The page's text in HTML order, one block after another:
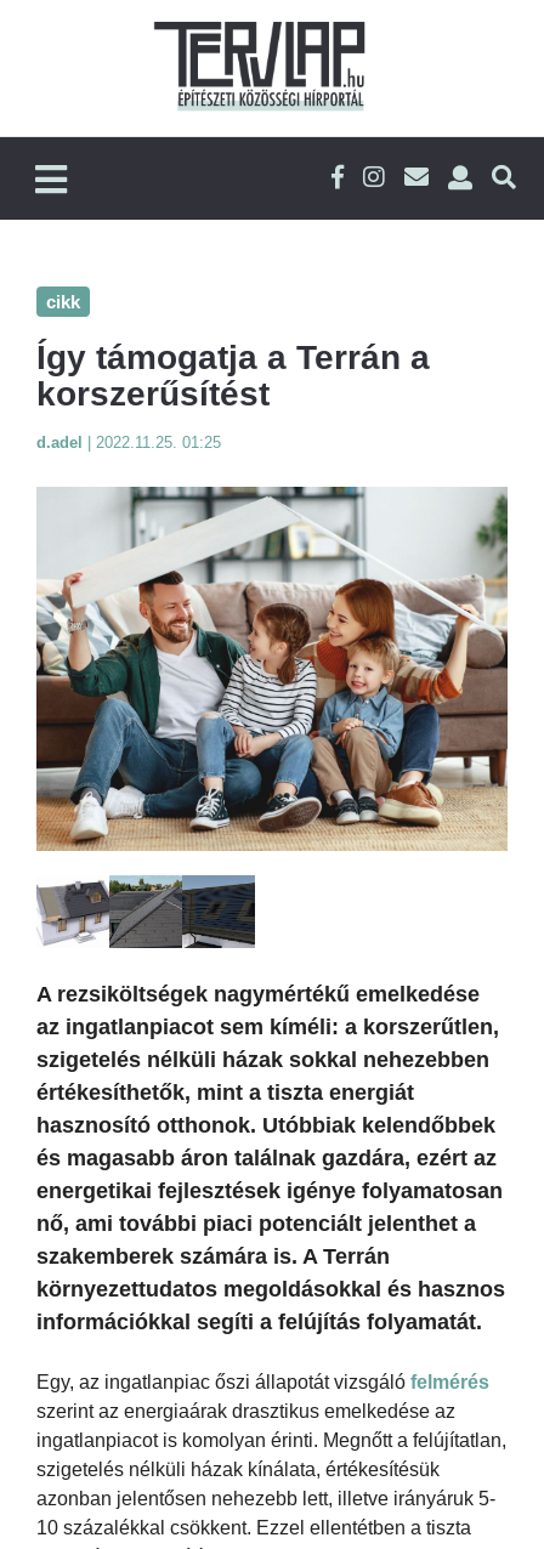
cikk
Így támogatja a Terrán a
korszerűsítést
d.adel 2022.11.25. 01:25
A rezsiköltségek nagymértékű emelkedése
az ingatlanpiacot sem kíméli: a korszerűtlen,
szigetelés nélküli házak sokkal nehezebben
értékesíthetők, mint a tiszta energiát
hasznosító otthonok. Utóbbiak kelendőbbek
és magasabb áron találnak gazdára, ezért az
energetikai fejlesztések igénye folyamatosan
nő, ami további piaci potenciált jelenthet a
szakemberek számára is. A Terrán
környezettudatos megoldásokkal és hasznos
információkkal segíti a felújítás folyamatát.
Egy, az ingatlanpiac őszi állapotát vizsgáló felmérés
szerint az energiaárak drasztikus emelkedése az
ingatlanpiacot is komolyan érinti. Megnőtt a felújítatlan,
szigetelés nélküli házak kínálata, értékesítésük
azonban jelentősen nehezebb lett, illetve irányáruk 5-
10 százalékkal csökkent. Ezzel ellentétben a tiszta